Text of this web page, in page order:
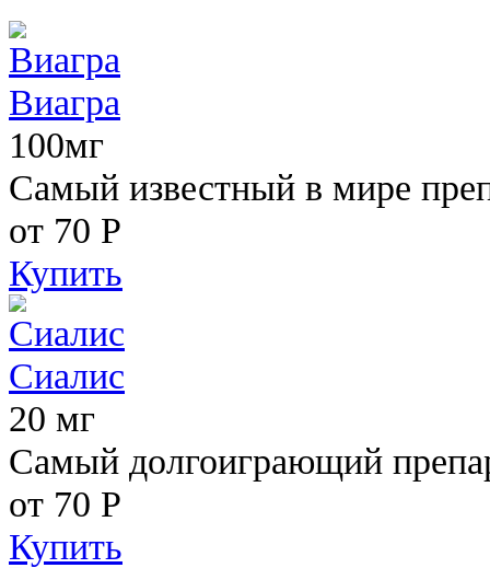
Виагра
100мг
Самый известный в мире
от 70 Р
Купить
Сиалис
20 мг
Самый долгоиграющий
от 70 Р
Купить